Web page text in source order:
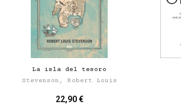
La isla del tesoro
Stevenson, Robert Louis
22,90 €